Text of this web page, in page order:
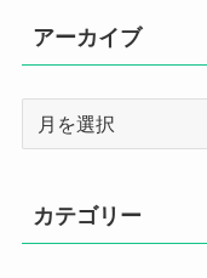
アーカイブ
ブ
カテゴリー